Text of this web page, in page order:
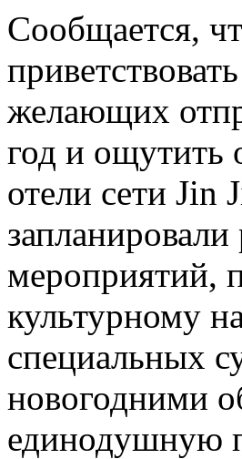
Сообщается,
желающих
год и ощутить
отели сети Jin
мероприятий,
культурному
специальных
новогодними
единодушную